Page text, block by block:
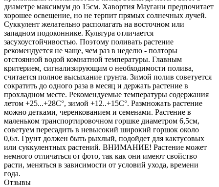
диаметре максимум до 15см. Хавортия Маугани предпочитает
хорошее освещение, но не терпит прямых солнечных лучей.
Суккулент желательно располагать на восточном или
западном подоконнике. Культура отличается
засухоустойчивостью. Поэтому поливать растение
рекомендуется не чаще, чем раз в неделю - полторы
отстоянной водой комнатной температуры. Главным
критерием, сигнализирующим о необходимости полива,
считается полное высыхание грунта. Зимой полив советуется
сократить до одного раза в месяц и держать растение в
прохладном месте. Рекомендуемые температуры содержания
летом +25...+28С°, зимой +12..+15С°. Размножать растение
можно детками, черенкованием и семенами. Растение в
маленьком транспортировочном горшке диаметром 6,5см,
советуем пересадить в невысокий широкий горшок около
0,6л. Грунт должен быть рыхлый, подойдет для кактусовых
или суккулентных растений. ВНИМАНИЕ! Растение может
немного отличаться от фото, так как они имеют свойство
расти, меняться в зависимости от условий ухода, времени
года.
Отзывы